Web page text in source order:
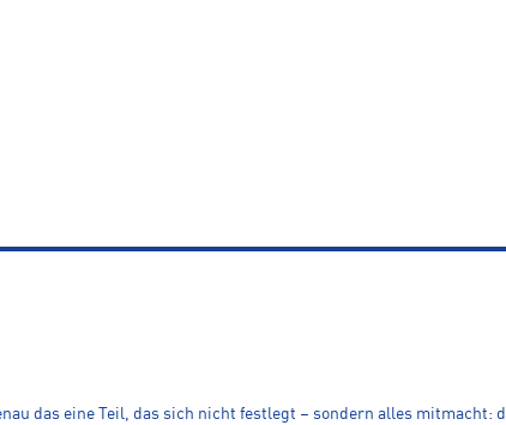
das eine Teil, das sich nicht festlegt – sondern alles